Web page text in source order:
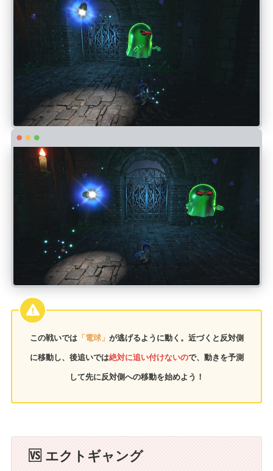
この戦いでは「電球」 が逃げるように動く。近づくと反対側
に移動し、後追いでは絶対に追い付けないので、動きを予測
して先に反対側への移動を始めよう！
🆚 エクトギャング